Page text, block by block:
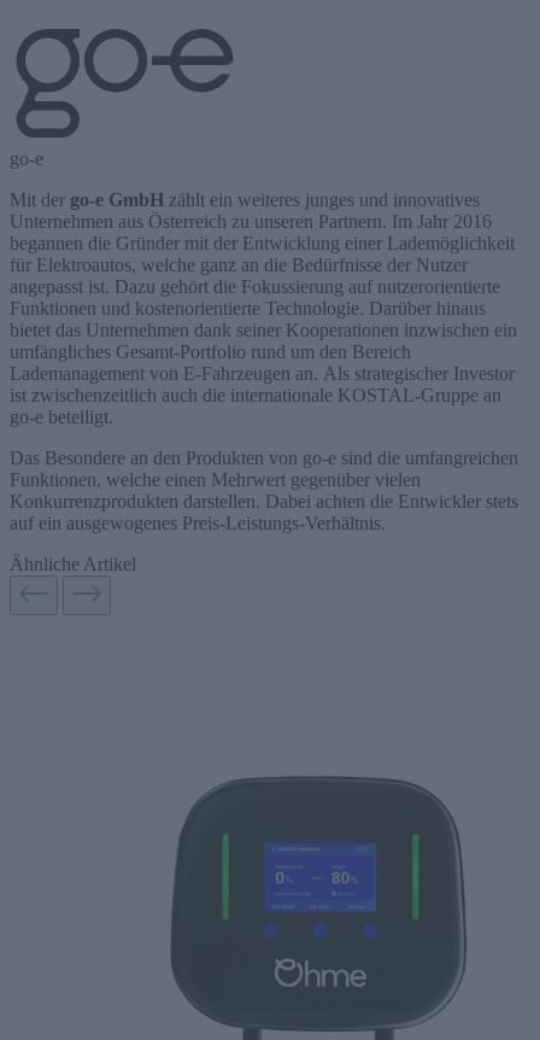
go-e
Mit der go-e GmbH zählt ein weiteres junges und innovatives
Unternehmen aus Österreich zu unseren Partnern. Im Jahr 2016
begannen die Gründer mit der Entwicklung einer Lademöglichkeit
für Elektroautos, welche ganz an die Bedürfnisse der Nutzer
angepasst ist. Dazu gehört die Fokussierung auf nutzerorientierte
Funktionen und kostenorientierte Technologie. Darüber hinaus
bietet das Unternehmen dank seiner Kooperationen inzwischen ein
umfängliches Gesamt-Portfolio rund um den Bereich
Lademanagement von E-Fahrzeugen an. Als strategischer Investor
ist zwischenzeitlich auch die internationale KOSTAL-Gruppe an
go-e beteiligt.
Das Besondere an den Produkten von go-e sind die umfangreichen
Funktionen, welche einen Mehrwert gegenüber vielen
Konkurrenzprodukten darstellen. Dabei achten die Entwickler stets
auf ein ausgewogenes Preis-Leistungs-Verhältnis.
Ähnliche Artikel